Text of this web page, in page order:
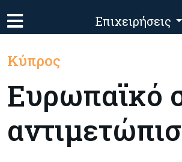
Επιχειρήσεις
Κύπρος
Ευρωπαϊκό